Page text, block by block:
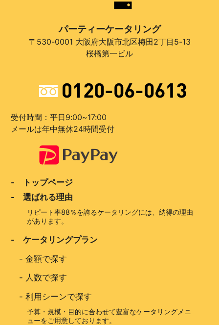
パーティーケータリング
〒530-0001 大阪府大阪市北区梅田2丁目5-13
桜橋第一ビル
受付時間：平日9:00~17:00
メールは年中無休24時間受付
- トップページ
- 選ばれる理由
リピート率88％を誇るケータリングには、納得の理由
があります。
- ケータリングプラン
-金額で探す
- 人数で探す
-利用シーンで探す
予算・規模・目的に合わせて豊富なケータリングメニ
ューをご用意しております。